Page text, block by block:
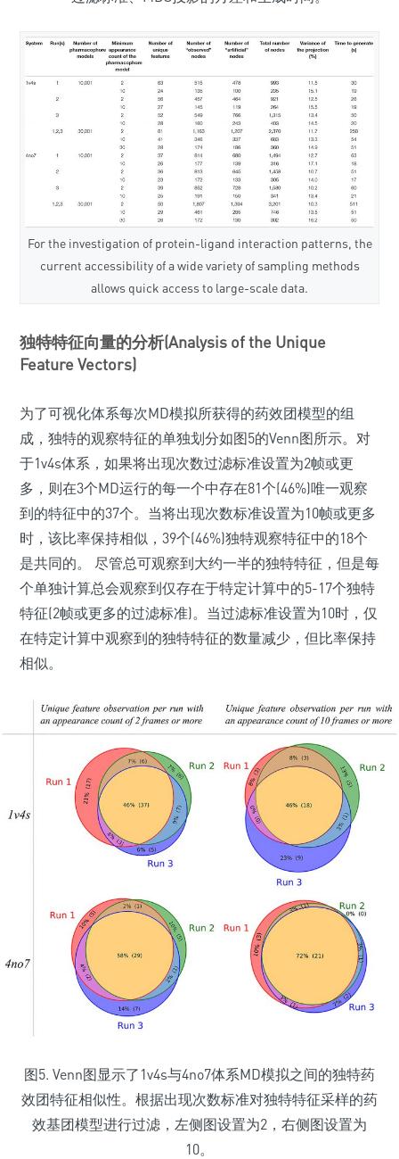
For the investigation of protein-ligand interaction patterns, the
current accessibility of a wide variety of sampling methods
allows quick access to large-scale data.
独特特征向量的分析(Analysis of the Unique
Feature Vectors)
为了可视化体系每次MD模拟所获得的药效团模型的组
成，独特的观察特征的单独划分如图5的Venn图所示。对
于1v4s体系，如果将出现次数过滤标准设置为2帧或更
多，则在3个MD运行的每一个中存在81个(46%)唯一观察
到的特征中的37个。当将出现次数标准设置为10帧或更多
时，该比率保持相似，39个(46%)独特观察特征中的18个
是共同的。 尽管总可观察到大约一半的独特特征，但是每
个单独计算总会观察到仅存在于特定计算中的5-17个独特
特征(2帧或更多的过滤标准)。当过滤标准设置为10时，仅
在特定计算中观察到的独特特征的数量减少，但比率保持
相似。
图5. Venn图显示了1v4s与4no7体系MD模拟之间的独特药
效团特征相似性。根据出现次数标准对独特特征采样的药
效基团模型进行过滤，左侧图设置为2，右侧图设置为
10。